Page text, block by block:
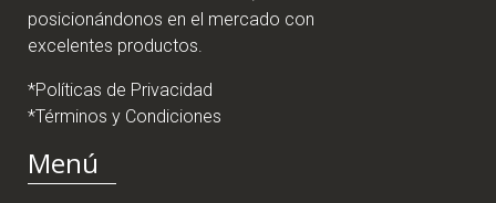
posicionándonos en el mercado con
excelentes productos.
*Políticas de Privacidad
*Términos y Condiciones
Menú